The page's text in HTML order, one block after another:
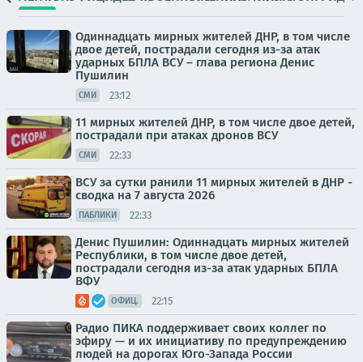
Одиннадцать мирных жителей ДНР, в том числе
двое детей, пострадали сегодня из-за атак
ударных БПЛА ВСУ – глава региона Денис
Пушилин
СМИ 23:12
11 мирных жителей ДНР, в том числе двое детей,
пострадали при атаках дронов ВСУ
СМИ 22:33
ВСУ за сутки ранили 11 мирных жителей в ДНР -
сводка на 7 августа 2026
ПАБЛИКИ 22:33
Денис Пушилин: Одиннадцать мирных жителей
Республики, в том числе двое детей,
пострадали сегодня из-за атак ударных БПЛА
ВФУ
ОФИЦ. 22:15
Радио ПИКА поддерживает своих коллег по
эфиру — и их инициативу по предупреждению
людей на дорогах Юго-Запада России